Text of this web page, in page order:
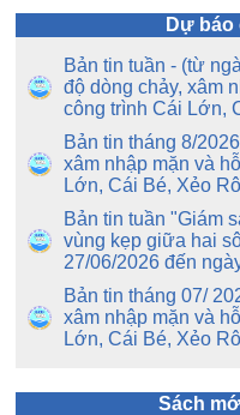
Dự báo
Bản tin tuần - (từ
độ dòng chảy, xâm
công trình Cái Lớn,
Bản tin tháng 8/
xâm nhập mặn và
Lớn, Cái Bé, Xẻo
Bản tin tuần "Giám
vùng kẹp giữa hai
27/06/2026 đến
Bản tin tháng 07/
xâm nhập mặn và
Lớn, Cái Bé, Xẻo
Sách